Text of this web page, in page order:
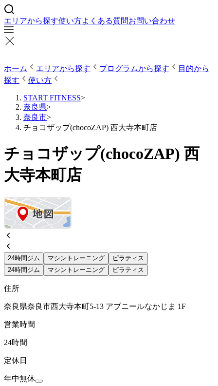
エリアから探す使い方よくある質問お問い合わせ
ホーム エリアから探す プログラムから探す
目的から
探す
使い方
START FITNESS>
奈良県>
奈良市>
チョコザップ(chocoZAP) 西大寺本町店
チョコザップ(chocoZAP) 西
大寺本町店
24時間ジム マシントレーニング
ピラティス
24時間ジム
マシントレーニング ピラティス
住所
奈良県奈良市西大寺本町5-13 アブニールなかじま 1F
営業時間
24時間
定休日
年中無休